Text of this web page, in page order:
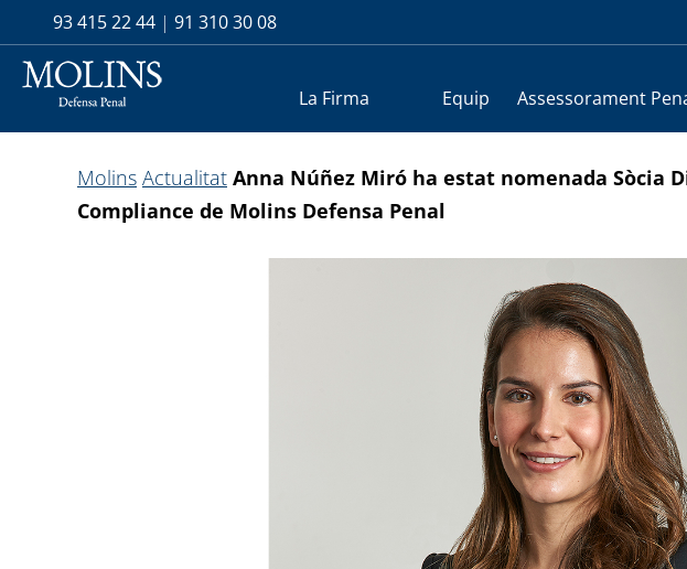
93 415 22 44 | 91 310 30 08
La Firma Equip Assessorament
Molins Actualitat Anna Núñez Miró ha estat nomenada Sòcia
Compliance de Molins Defensa Penal